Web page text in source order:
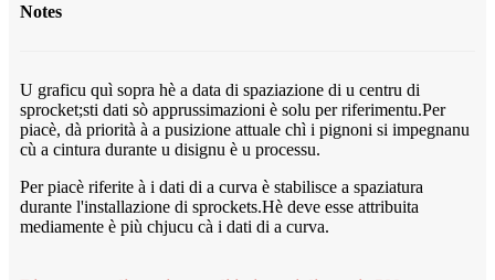
Notes
U graficu quì sopra hè a data di spaziazione di u centru di
sprocket;sti dati sò apprussimazioni è solu per riferimentu.Per
piacè, dà priorità à a pusizione attuale chì i pignoni si impegnanu
cù a cintura durante u disignu è u processu.
Per piacè riferite à i dati di a curva è stabilisce a spaziatura
durante l'installazione di sprockets.Hè deve esse attribuita
mediamente è più chjucu cà i dati di a curva.